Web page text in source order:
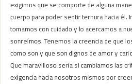
exigimos que se comporte de alguna
cuerpo para poder sentir ternura hacia él.
tomamos con cuidado y lo acercamos a
sonreímos. Tenemos la creencia de que
como son y que son dignos de amor y
Que maravilloso sería si cambiamos las
exigencia hacia nosotros mismos por